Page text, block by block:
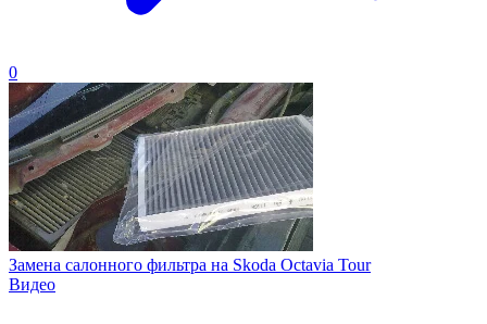
0
Замена салонного фильтра на Skoda Octavia Tour
Видео